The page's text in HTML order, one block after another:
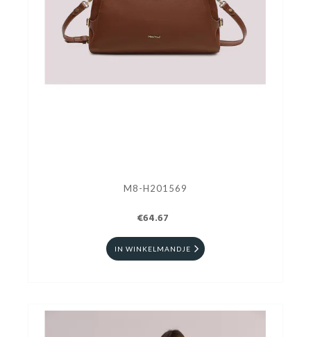
M8-H201569
€64.67
IN WINKELMANDJE